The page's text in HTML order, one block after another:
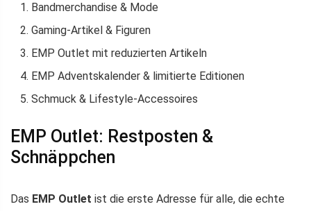
Bandmerchandise & Mode
Gaming-Artikel & Figuren
EMP Outlet mit reduzierten Artikeln
EMP Adventskalender & limitierte Editionen
Schmuck & Lifestyle-Accessoires
EMP Outlet: Restposten &
Schnäppchen
Das EMP Outlet ist die erste Adresse für alle, die echte